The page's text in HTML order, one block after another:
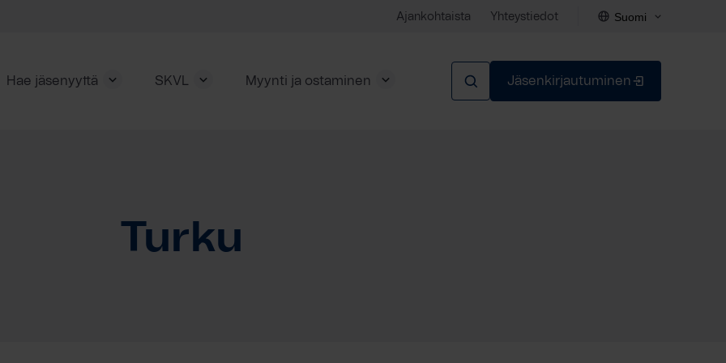
Ajankohtaista Yhteystiedot Suomi
Hae jäsenyyttä SKVL Myynti ja ostaminen Jäsenkirjautuminen
Turku